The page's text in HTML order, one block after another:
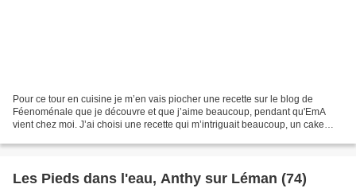
Pour ce tour en cuisine je m’en vais piocher une recette sur le blog de
Féenoménale que je découvre et que j’aime beaucoup, pendant qu'EmA
vient chez moi. J’ai choisi une recette qui m’intriguait beaucoup, un cake
Les Pieds dans l'eau, Anthy sur Léman (74)